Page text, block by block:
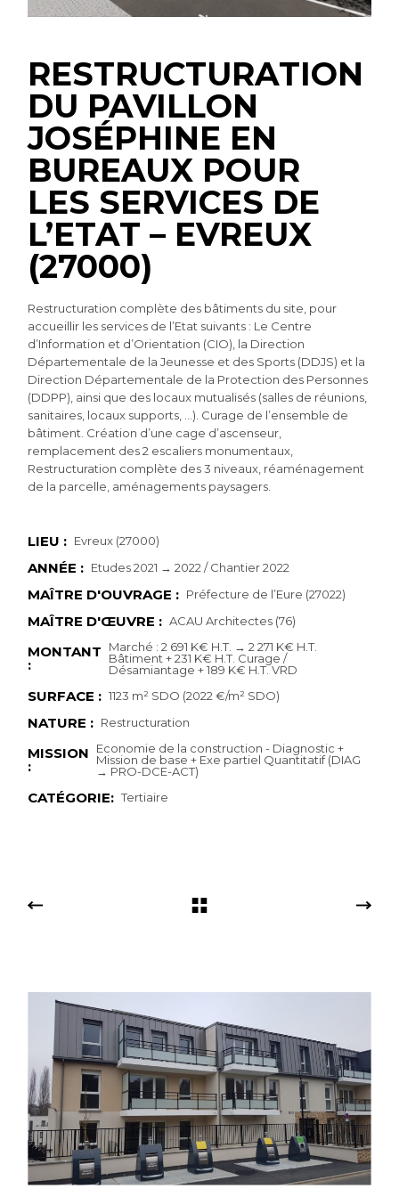
RESTRUCTURATION
DU PAVILLON
JOSÉPHINE EN
BUREAUX POUR
LES SERVICES DE
L’ETAT – EVREUX
(27000)
Restructuration complète des bâtiments du site, pour
accueillir les services de l’Etat suivants : Le Centre
d’Information et d’Orientation (CIO), la Direction
Départementale de la Jeunesse et des Sports (DDJS) et la
Direction Départementale de la Protection des Personnes
(DDPP), ainsi que des locaux mutualisés (salles de réunions,
sanitaires, locaux supports, …). Curage de l’ensemble de
bâtiment. Création d’une cage d’ascenseur,
remplacement des 2 escaliers monumentaux,
Restructuration complète des 3 niveaux, réaménagement
de la parcelle, aménagements paysagers.
LIEU : Evreux (27000)
ANNÉE : Etudes 2021 → 2022 / Chantier 2022
MAÎTRE D'OUVRAGE : Préfecture de l’Eure (27022)
MAÎTRE D'ŒUVRE : ACAU Architectes (76)
MONTANT
:
Marché : 2 691 K€ H.T. → 2 271 K€ H.T.
Bâtiment + 231 K€ H.T. Curage /
Désamiantage + 189 K€ H.T. VRD
SURFACE : 1123 m² SDO (2022 €/m² SDO)
NATURE : Restructuration
MISSION
:
Economie de la construction - Diagnostic +
Mission de base + Exe partiel Quantitatif (DIAG
→ PRO-DCE-ACT)
CATÉGORIE: Tertiaire